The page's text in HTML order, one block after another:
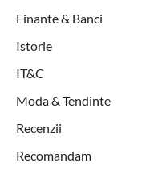
Finante & Banci
Istorie
IT&C
Moda & Tendinte
Recenzii
Recomandam